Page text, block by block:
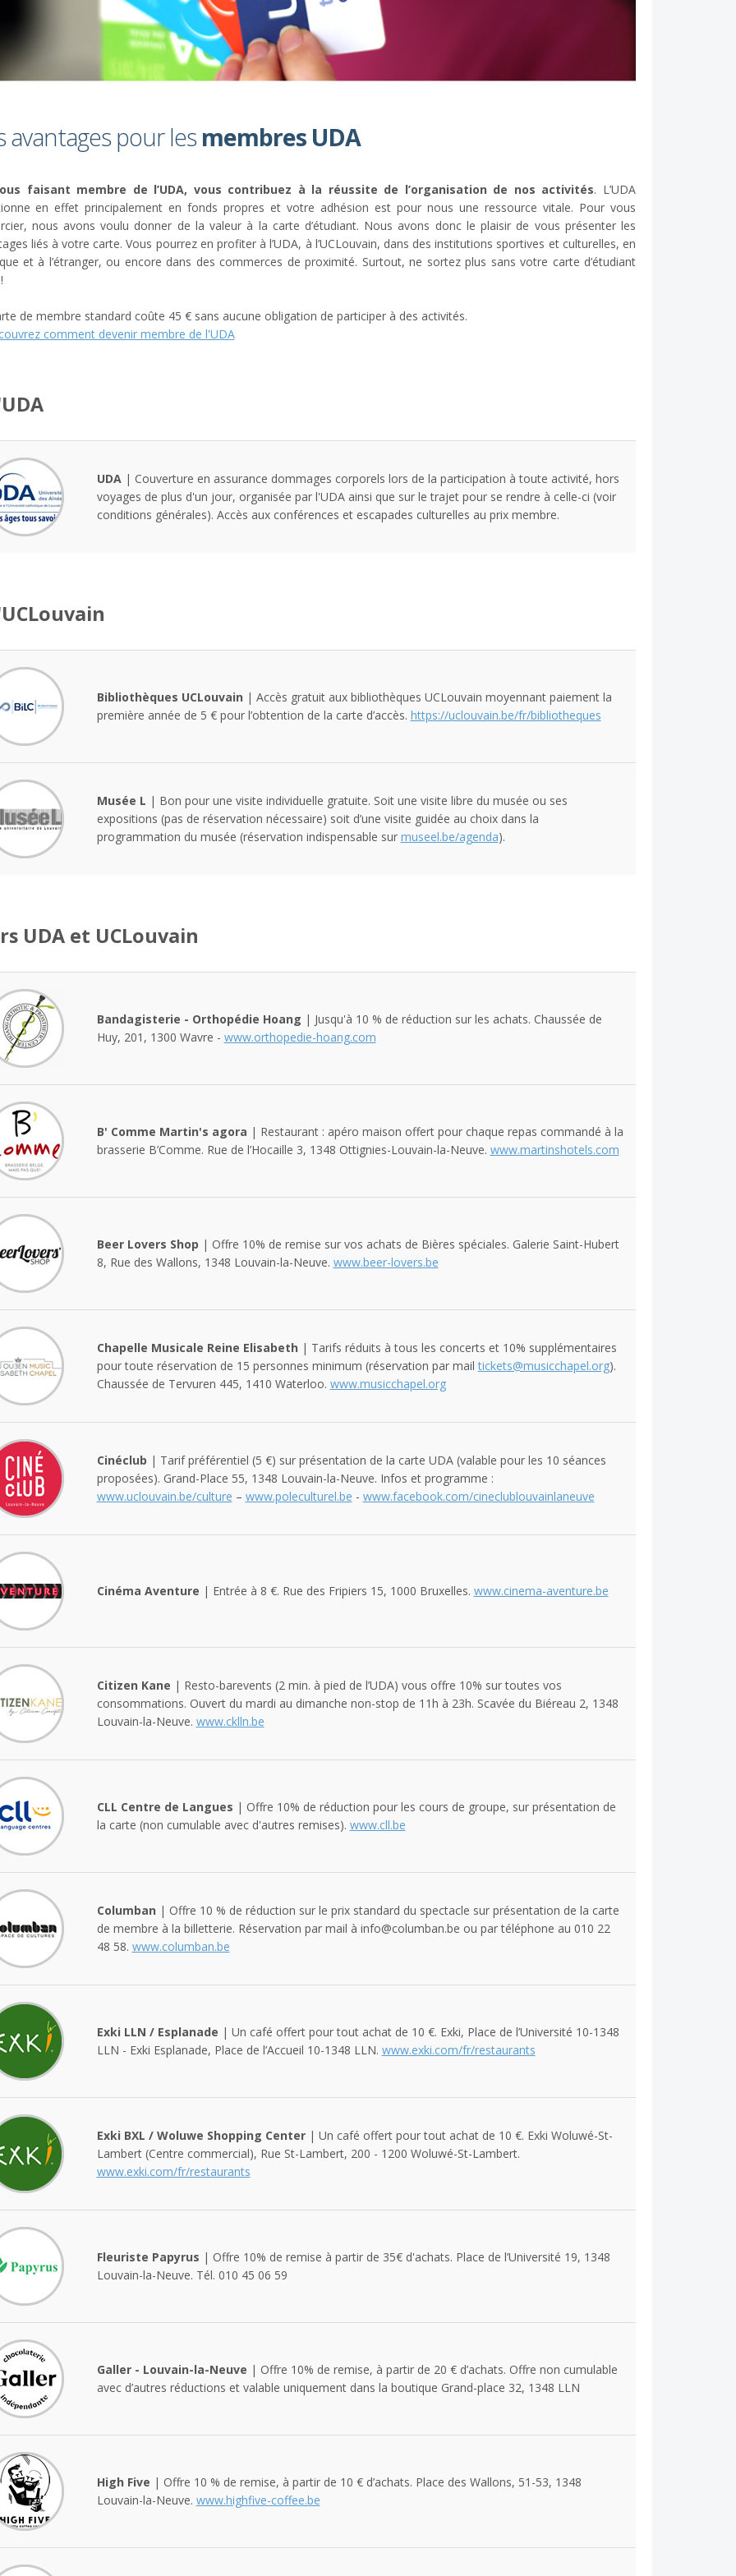
avantages pour les membres UDA
faisant membre de l’UDA, vous contribuez à la réussite de l’organisation de nos activités. L’UDA
en effet principalement en fonds propres et votre adhésion est pour nous une ressource vitale. Pour vous
nous avons voulu donner de la valeur à la carte d’étudiant. Nous avons donc le plaisir de vous présenter les
liés à votre carte. Vous pourrez en profiter à l’UDA, à l’UCLouvain, dans des institutions sportives et culturelles, en
et à l’étranger, ou encore dans des commerces de proximité. Surtout, ne sortez plus sans votre carte d’étudiant
de membre standard coûte 45 € sans aucune obligation de participer à des activités.
comment devenir membre de l'UDA
UDA | Couverture en assurance dommages corporels lors de la participation à toute activité, hors
voyages de plus d'un jour, organisée par l'UDA ainsi que sur le trajet pour se rendre à celle-ci (voir
conditions générales). Accès aux conférences et escapades culturelles au prix membre.
Bibliothèques UCLouvain | Accès gratuit aux bibliothèques UCLouvain moyennant paiement la
première année de 5 € pour l’obtention de la carte d’accès. https://uclouvain.be/fr/bibliotheques
Musée L | Bon pour une visite individuelle gratuite. Soit une visite libre du musée ou ses
expositions (pas de réservation nécessaire) soit d’une visite guidée au choix dans la
programmation du musée (réservation indispensable sur museel.be/agenda).
UDA et UCLouvain
Bandagisterie - Orthopédie Hoang | Jusqu'à 10 % de réduction sur les achats. Chaussée de
Huy, 201, 1300 Wavre - www.orthopedie-hoang.com
B' Comme Martin's agora | Restaurant : apéro maison offert pour chaque repas commandé à la
brasserie B’Comme. Rue de l’Hocaille 3, 1348 Ottignies-Louvain-la-Neuve. www.martinshotels.com
Beer Lovers Shop | Offre 10% de remise sur vos achats de Bières spéciales. Galerie Saint-Hubert
8, Rue des Wallons, 1348 Louvain-la-Neuve. www.beer-lovers.be
Chapelle Musicale Reine Elisabeth | Tarifs réduits à tous les concerts et 10% supplémentaires
pour toute réservation de 15 personnes minimum (réservation par mailtickets@musicchapel.org).
Chaussée de Tervuren 445, 1410 Waterloo. www.musicchapel.org
Cinéclub | Tarif préférentiel (5 €) sur présentation de la carte UDA (valable pour les 10 séances
proposées). Grand-Place 55, 1348 Louvain-la-Neuve. Infos et programme :
www.uclouvain.be/culture – www.poleculturel.be - www.facebook.com/cineclublouvainlaneuve
Cinéma Aventure | Entrée à 8 €. Rue des Fripiers 15, 1000 Bruxelles. www.cinema-aventure.be
Citizen Kane | Resto-barevents (2 min. à pied de l’UDA) vous offre 10% sur toutes vos
consommations. Ouvert du mardi au dimanche non-stop de 11h à 23h. Scavée du Biéreau 2, 1348
Louvain-la-Neuve. www.cklln.be
CLL Centre de Langues | Offre 10% de réduction pour les cours de groupe, sur présentation de
la carte (non cumulable avec d'autres remises). www.cll.be
Columban | Offre 10 % de réduction sur le prix standard du spectacle sur présentation de la carte
de membre à la billetterie. Réservation par mail à info@columban.be ou par téléphone au 010 22
48 58. www.columban.be
Exki LLN / Esplanade | Un café offert pour tout achat de 10 €. Exki, Place de l’Université 10-1348
LLN - Exki Esplanade, Place de l’Accueil 10-1348 LLN. www.exki.com/fr/restaurants
Exki BXL / Woluwe Shopping Center| Un café offert pour tout achat de 10 €. Exki Woluwé-St-
Lambert (Centre commercial), Rue St-Lambert, 200 - 1200 Woluwé-St-Lambert.
www.exki.com/fr/restaurants
Fleuriste Papyrus | Offre 10% de remise à partir de 35€ d'achats. Place de l’Université 19, 1348
Louvain-la-Neuve. Tél. 010 45 06 59
Galler - Louvain-la-Neuve | Offre 10% de remise, à partir de 20 € d’achats. Offre non cumulable
avec d’autres réductions et valable uniquement dans la boutique Grand-place 32, 1348 LLN
High Five | Offre 10 % de remise, à partir de 10 € d’achats. Place des Wallons, 51-53, 1348
Louvain-la-Neuve. www.highfive-coffee.be